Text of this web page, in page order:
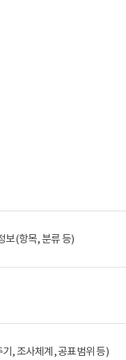
보(항목, 분류 등)
, 조사체계, 공표범위 등)